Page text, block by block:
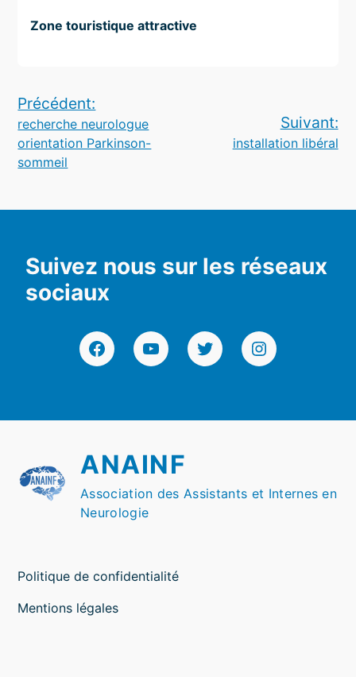
Zone touristique attractive
Navigation
de
l’article
Précédent:
recherche neurologue
orientation Parkinson-
sommeil
Suivant:
installation libéral
Suivez nous sur les réseaux
sociaux
FacebookYouTubeTwitterInstagram
ANAINF
Association des Assistants et Internes en
Neurologie
Politique de confidentialité
Mentions légales